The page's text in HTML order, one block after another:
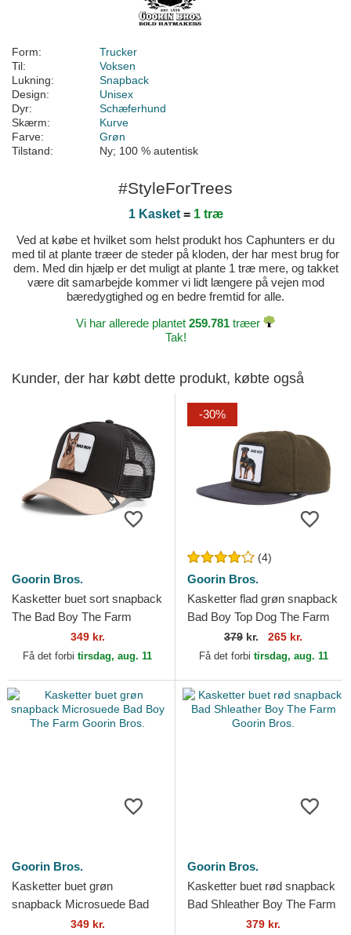
Form:
Trucker
Til:
Voksen
Lukning:
Snapback
Design:
Unisex
Dyr:
Schæferhund
Skærm:
Kurve
Farve:
Grøn
Tilstand:
Ny; 100 % autentisk
#StyleForTrees
1 Kasket= 1 træ
Ved at købe et hvilket som helst produkt hos Caphunters er du
med til at plante træer de steder på kloden, der har mest brug for
dem. Med din hjælp er det muligt at plante 1 træ mere, og takket
være dit samarbejde kommer vi lidt længere på vejen mod
bæredygtighed og en bedre fremtid for alle.
Vi har allerede plantet 259.781 træer
Tak!
Kunder, der har købt dette produkt, købte også
Goorin Bros.
Kasketter buet sort snapback
The Bad Boy The Farm
Goorin Bros.349 kr.
Få det forbi tirsdag, aug. 11
-30%
(4)
Goorin Bros.
Kasketter flad grøn snapback
Bad Boy Top Dog The Farm
Flats The Farm Goorin Bros.
379 kr. 265 kr.
Få det forbi tirsdag, aug. 11
Goorin Bros.
Kasketter buet grøn
snapback Microsuede Bad
Boy The Farm Goorin Bros.
349 kr.
Goorin Bros.
Kasketter buet rød snapback
Bad Shleather Boy The Farm
Goorin Bros.379 kr.